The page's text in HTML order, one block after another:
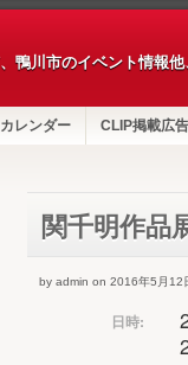
鴨川市のイベント情報
レンダー CLIP掲載広告
関千明作品
by admin on 2016年5月12
日時: